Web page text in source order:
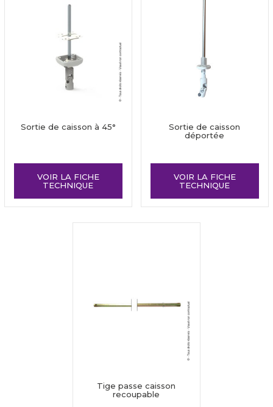
Sortie de caisson à 45°
VOIR LA FICHE
TECHNIQUE
Sortie de caisson
déportée
VOIR LA FICHE
TECHNIQUE
Tige passe caisson
recoupable